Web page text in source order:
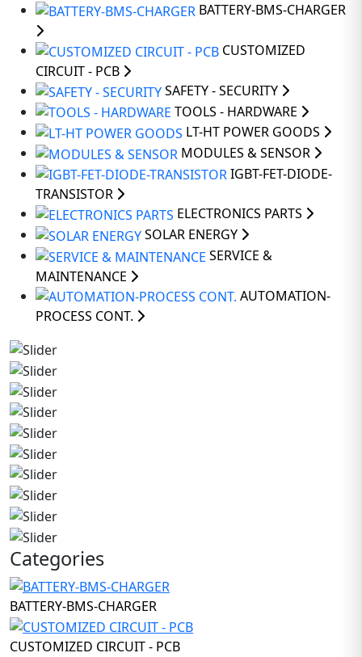
BATTERY-BMS-CHARGER
CUSTOMIZED
CIRCUIT - PCB
SAFETY - SECURITY
TOOLS - HARDWARE
LT-HT POWER GOODS
MODULES & SENSOR
IGBT-FET-DIODE-
TRANSISTOR
ELECTRONICS PARTS
SOLAR ENERGY
SERVICE &
MAINTENANCE
AUTOMATION-
PROCESS CONT.
Categories
BATTERY-BMS-CHARGER
CUSTOMIZED CIRCUIT - PCB